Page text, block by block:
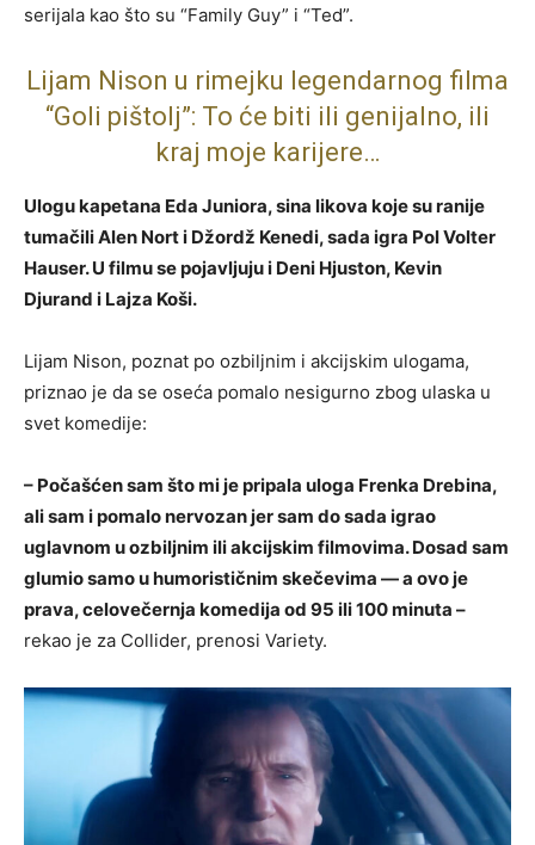
serijala kao što su “Family Guy” i “Ted”.
Lijam Nison u rimejku legendarnog filma
“Goli pištolj”: To će biti ili genijalno, ili
kraj moje karijere…
Ulogu kapetana Eda Juniora, sina likova koje su ranije
tumačili Alen Nort i Džordž Kenedi, sada igra Pol Volter
Hauser. U filmu se pojavljuju i Deni Hjuston, Kevin
Djurand i Lajza Koši.
Lijam Nison, poznat po ozbiljnim i akcijskim ulogama,
priznao je da se oseća pomalo nesigurno zbog ulaska u
svet komedije:
– Počašćen sam što mi je pripala uloga Frenka Drebina,
ali sam i pomalo nervozan jer sam do sada igrao
uglavnom u ozbiljnim ili akcijskim filmovima. Dosad sam
glumio samo u humorističnim skečevima — a ovo je
prava, celovečernja komedija od 95 ili 100 minuta –
rekao je za Collider, prenosi Variety.